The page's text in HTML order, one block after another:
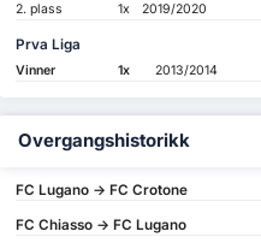
2. plass 1x 2019/2020
Prva Liga
Vinner 1x 2013/2014
Overgangshistorikk
FC Lugano -> FC Crotone
FC Chiasso -> FC Lugano